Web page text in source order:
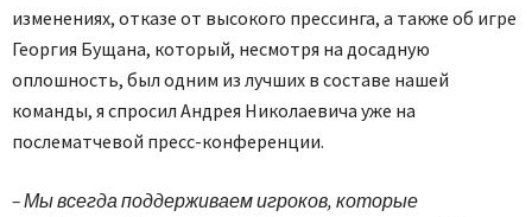
изменениях, отказе от высокого прессинга, а также об игре
Георгия Бущана, который, несмотря на досадную
оплошность, был одним из лучших в составе нашей
команды, я спросил Андрея Николаевича уже на
послематчевой пресс-конференции.
– Мы всегда поддерживаем игроков, которые